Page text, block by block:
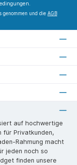
.
genommen und dieAGB
auf hochwertige
für Privatkunden,
Rahmung macht
jeden noch so
finden unsere